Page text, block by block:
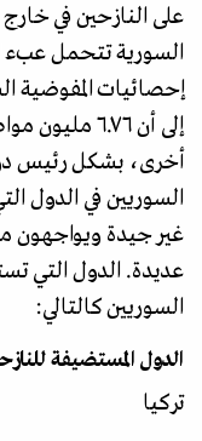
على النازحين في
السورية تتحمل عبء
إحصائيات المفوضية
إلى أن ٦.٧٦
أخرى، بشكل رئيس
السوريين في الدول
غير جيدة ويواجهون
عديدة. الدول التي
السوريين كالتالي:
الدول المستضيفة
تركيا ٣.٤